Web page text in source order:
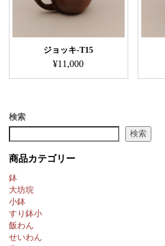
ジョッキ-T15
¥11,000
検索
検索
商品カテゴリー
鉢
大坊垸
小鉢
すり鉢小
飯わん
せいわん